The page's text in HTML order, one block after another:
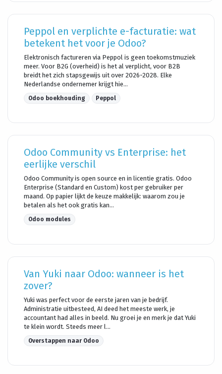
Peppol en verplichte e-facturatie: wat
betekent het voor je Odoo?
Elektronisch factureren via Peppol is geen toekomstmuziek
meer. Voor B2G (overheid) is het al verplicht, voor B2B
breidt het zich stapsgewijs uit over 2026-2028. Elke
Nederlandse ondernemer krijgt hie...
Odoo boekhouding Peppol
Odoo Community vs Enterprise: het
eerlijke verschil
Odoo Community is open source en in licentie gratis. Odoo
Enterprise (Standard en Custom) kost per gebruiker per
maand. Op papier lijkt de keuze makkelijk: waarom zou je
betalen als het ook gratis kan...
Odoo modules
Van Yuki naar Odoo: wanneer is het
zover?
Yuki was perfect voor de eerste jaren van je bedrijf.
Administratie uitbesteed, AI deed het meeste werk, je
accountant had alles in beeld. Nu groei je en merk je dat Yuki
te klein wordt. Steeds meer l...
Overstappen naar Odoo